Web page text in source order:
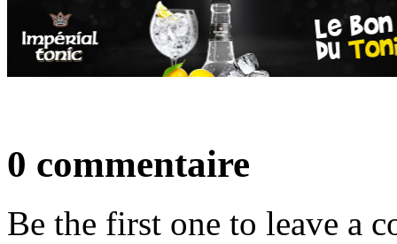
0 commentaire
Be the first one to leave a